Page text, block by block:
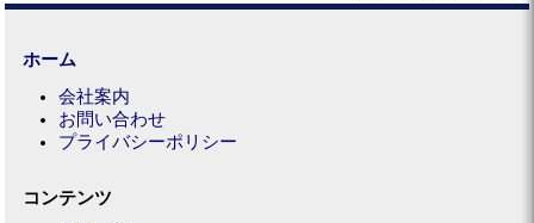
ホーム
会社案内
お問い合わせ
プライバシーポリシー
コンテンツ